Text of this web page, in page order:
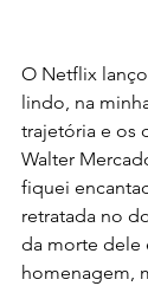
O Netflix
lindo, na
trajetória e os
Walter
fiquei
retratada no
da morte dele
homenagem,